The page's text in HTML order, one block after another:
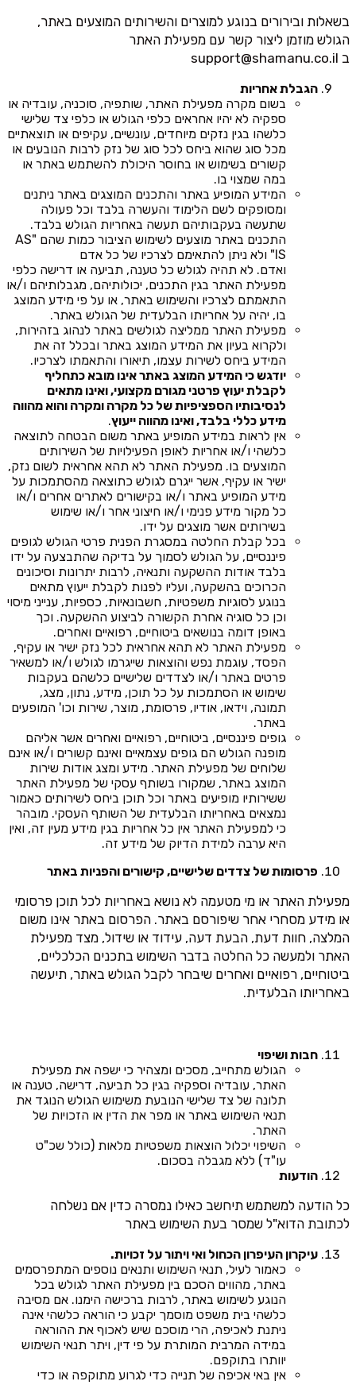
בשאלות ובירורים בנוגע למוצרים והשירותים המוצעים באתר,
הגולש מוזמן ליצור קשר עם מפעילת האתר
ב support@shamanu.co.il
הגבלת אחריות
בשום מקרה מפעילת האתר, שותפיה, סוכניה, עובדיה או
ספקיה לא יהיו אחראים כלפי הגולש או כלפי צד שלישי
כלשהו בגין נזקים מיוחדים, עונשיים, עקיפים או תוצאתיים
מכל סוג שהוא ביחס לכל סוג של נזק לרבות הנובעים או
קשורים בשימוש או בחוסר היכולת להשתמש באתר או
במה שמצוי בו.
המידע המופיע באתר והתכנים המוצגים באתר ניתנים
ומסופקים לשם הלימוד והעשרה בלבד וכל פעולה
שתעשה בעקבותיהם תעשה באחריות הגולש בלבד.
התכנים באתר מוצעים לשימוש הציבור כמות שהם "AS
IS" ולא ניתן להתאימם לצרכיו של כל אדם
ואדם. לא תהיה לגולש כל טענה, תביעה או דרישה כלפי
מפעילת האתר בגין התכנים, יכולותיהם, מגבלותיהם ו/או
התאמתם לצרכיו והשימוש באתר, או על פי מידע המוצג
בו, יהיה על אחריותו הבלעדית של הגולש באתר.
מפעילת האתר ממליצה לגולשים באתר לנהוג בזהירות,
ולקרוא בעיון את המידע המוצג באתר ובכלל זה את
המידע ביחס לשירות עצמו, תיאורו והתאמתו לצרכיו.
יודגש כי המידע המוצג באתר אינו מובא כתחליף
לקבלת יעוץ פרטני מגורם מקצועי, ואינו מתאים
לנסיבותיו הספציפיות של כל מקרה ומקרה והוא מהווה
מידע כללי בלבד, ואינו מהווה ייעוץ.
אין לראות במידע המופיע באתר משום הבטחה לתוצאה
כלשהי ו/או אחריות לאופן הפעילויות של השירותים
המוצעים בו. מפעילת האתר לא תהא אחראית לשום נזק,
ישיר או עקיף, אשר ייגרם לגולש כתוצאה מהסתמכות על
מידע המופיע באתר ו/או בקישורים לאתרים אחרים ו/או
כל מקור מידע פנימי ו/או חיצוני אחר ו/או שימוש
בשירותים אשר מוצגים על ידו.
בכל קבלת החלטה במסגרת הפנית פרטי הגולש לגופים
פיננסיים, על הגולש לסמוך על בדיקה שהתבצעה על ידו
בלבד אודות ההשקעה ותנאיה, לרבות יתרונות וסיכונים
הכרוכים בהשקעה, ועליו לפנות לקבלת ייעוץ מתאים
בנוגע לסוגיות משפטיות, חשבונאיות, כספיות, ענייני מיסוי
וכן כל סוגיה אחרת הקשורה לביצוע ההשקעה. וכך
באופן דומה בנושאים ביטוחיים, רפואיים ואחרים.
מפעילת האתר לא תהא אחראית לכל נזק ישיר או עקיף,
הפסד, עוגמת נפש והוצאות שייגרמו לגולש ו/או למשאיר
פרטים באתר ו/או לצדדים שלישיים כלשהם בעקבות
שימוש או הסתמכות על כל תוכן, מידע, נתון, מצג,
תמונה, וידאו, אודיו, פרסומת, מוצר, שירות וכו' המופעים
באתר.
גופים פיננסיים, ביטוחיים, רפואיים ואחרים אשר אליהם
מופנה הגולש הם גופים עצמאיים ואינם קשורים ו/או אינם
שלוחים של מפעילת האתר. מידע ומצג אודות שירות
המוצג באתר, שמקורו בשותף עסקי של מפעילת האתר
ששירותיו מופיעים באתר וכל תוכן ביחס לשירותים כאמור
נמצאים באחריותו הבלעדית של השותף העסקי. מובהר
כי למפעילת האתר אין כל אחריות בגין מידע מעין זה, ואין
היא ערבה למידת הדיוק של מידע זה.
פרסומות של צדדים שלישיים, קישורים והפניות באתר
מפעילת האתר או מי מטעמה לא נושא באחריות לכל תוכן פרסומי
או מידע מסחרי אחר שיפורסם באתר. הפרסום באתר אינו משום
המלצה, חוות דעת, הבעת דעה, עידוד או שידול, מצד מפעילת
האתר ולמעשה כל החלטה בדבר השימוש בתכנים הכלכליים,
ביטוחיים, רפואיים ואחרים שיבחר לקבל הגולש באתר, תיעשה
באחריותו הבלעדית.
חבות ושיפוי
הגולש מתחייב, מסכים ומצהיר כי ישפה את מפעילת
האתר, עובדיה וספקיה בגין כל תביעה, דרישה, טענה או
תלונה של צד שלישי הנובעת משימוש הגולש הנוגד את
תנאי השימוש באתר או מפר את הדין או הזכויות של
האתר.
השיפוי יכלול הוצאות משפטיות מלאות (כולל שכ"ט
עו"ד) ללא מגבלה בסכום.
הודעות
כל הודעה למשתמש תיחשב כאילו נמסרה כדין אם נשלחה
לכתובת הדוא"ל שמסר בעת השימוש באתר
עיקרון העיפרון הכחול ואי ויתור על זכויות.
כאמור לעיל, תנאי השימוש ותנאים נוספים המתפרסמים
באתר, מהווים הסכם בין מפעילת האתר לגולש בכל
הנוגע לשימוש באתר, לרבות ברכישה הימנו. אם מסיבה
כלשהי בית משפט מוסמך יקבע כי הוראה כלשהי אינה
ניתנת לאכיפה, הרי מוסכם שיש לאכוף את ההוראה
במידה המרבית המותרת על פי דין, ויתר תנאי השימוש
יוותרו בתוקפם.
אין באי אכיפה של תנייה כדי לגרוע מתוקפה או כדי